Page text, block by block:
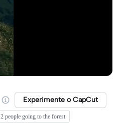
Experimente o CapCut
2 people going to the forest